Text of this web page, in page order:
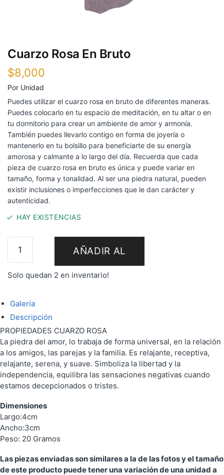
Cuarzo Rosa En Bruto
$8,000
Por Unidad
Puedes utilizar el cuarzo rosa en bruto de diferentes maneras.
Puedes colocarlo en tu espacio de meditación, en tu altar o en
tu dormitorio para crear un ambiente de amor y armonía.
También puedes llevarlo contigo en forma de joyería o
mantenerlo en tu bolsillo para beneficiarte de su energía
amorosa y calmante a lo largo del día. Recuerda que cada
pieza de cuarzo rosa en bruto es única y puede variar en
tamaño, forma y tonalidad. Al ser una piedra natural, pueden
existir inclusiones o imperfecciones que le dan carácter y
autenticidad.
HAY EXISTENCIAS
AÑADIR AL
CARRITO
Solo quedan 2 en inventario!
Galería
Descripción
PROPIEDADES CUARZO ROSA
La piedra del amor, lo trabaja de forma universal, en la relación
a los amigos, las parejas y la familia. Es relajante, receptiva,
relajante, serena, y suave. Simboliza la libertad y la
independencia, equilibra las sensaciones negativas cuando
estamos decepcionados o tristes.
Dimensiones
Largo:4cm
Ancho:3cm
Peso: 20 Gramos
Las piezas enviadas son similares a la de las fotos y el tamaño
de este producto puede tener una variación de una unidad a